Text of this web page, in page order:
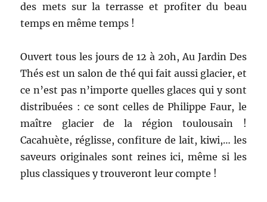
des mets sur la terrasse et profiter du beau
temps en même temps !
Ouvert tous les jours de 12 à 20h, Au Jardin Des
Thés est un salon de thé qui fait aussi glacier, et
ce n’est pas n’importe quelles glaces qui y sont
distribuées : ce sont celles de Philippe Faur, le
maître glacier de la région toulousain !
Cacahuète, réglisse, confiture de lait, kiwi,… les
saveurs originales sont reines ici, même si les
plus classiques y trouveront leur compte !